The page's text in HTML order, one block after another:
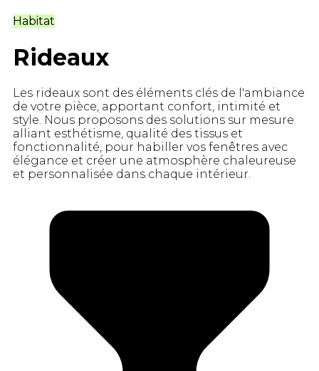
Habitat
Rideaux
Les rideaux sont des éléments clés de l'ambiance
de votre pièce, apportant confort, intimité et
style. Nous proposons des solutions sur mesure
alliant esthétisme, qualité des tissus et
fonctionnalité, pour habiller vos fenêtres avec
élégance et créer une atmosphère chaleureuse
et personnalisée dans chaque intérieur.